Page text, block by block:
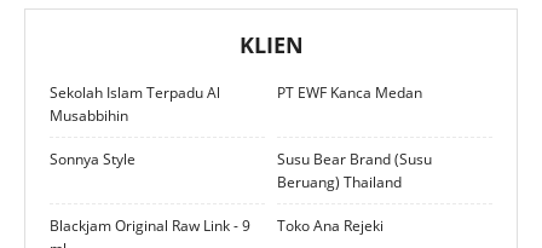
KLIEN
Sekolah Islam Terpadu Al
Musabbihin
PT EWF Kanca Medan
Sonnya Style
Susu Bear Brand (Susu
Beruang) Thailand
Blackjam Original Raw Link - 9
Toko Ana Rejeki